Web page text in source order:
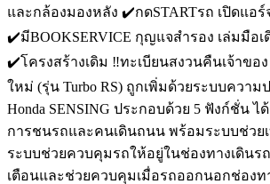
และกล้องมองหลัง ✔️กดSTARTรถ เปิดแอ
✔️มีBOOKSERVICE กุญแจสำรอง เล่มมือ
✔️โครงสร้างเดิม ‼️ทะเบียนสงวนคืนเจ้าของ
ใหม่ (รุ่น Turbo RS) ถูกเพิ่มด้วยระบบควา
Honda SENSING ประกอบด้วย 5 ฟังก์ชั่น ไ
การชนรถและคนเดินถนน พร้อมระบบช่วยเ
ระบบช่วยควบคุมรถให้อยู่ในช่องทางเดินร
เตือนและช่วยควบคุมเมื่อรถออกนอกช่องท